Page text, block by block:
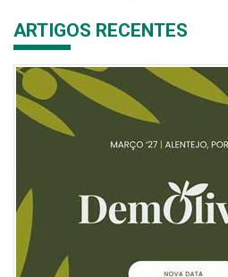
ARTIGOS RECENTES